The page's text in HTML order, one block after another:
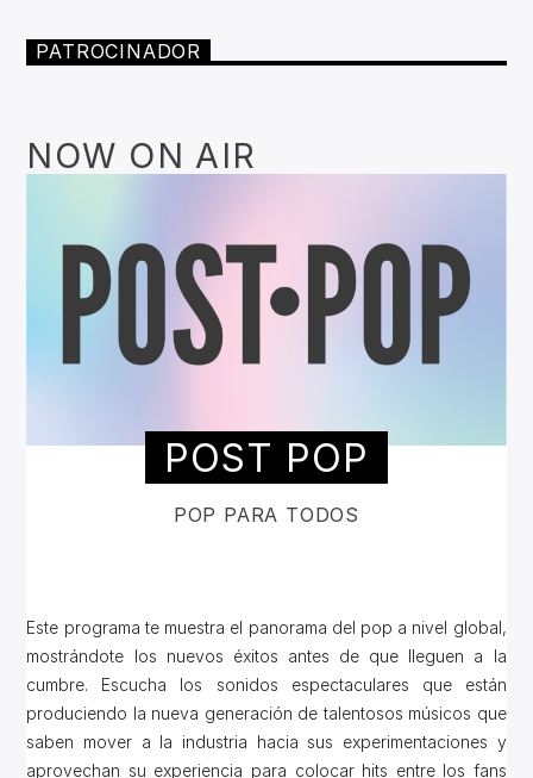
PATROCINADOR
NOW ON AIR
POST POP
POP PARA TODOS
Este programa te muestra el panorama del pop a nivel global,
mostrándote los nuevos éxitos antes de que lleguen a la
cumbre. Escucha los sonidos espectaculares que están
produciendo la nueva generación de talentosos músicos que
saben mover a la industria hacia sus experimentaciones y
aprovechan su experiencia para colocar hits entre los fans